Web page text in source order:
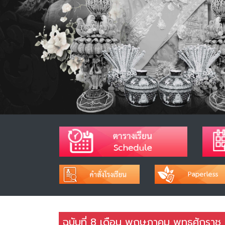
ฉบับที่ 8 เดือน พฤษภาคม พุทธศักราช